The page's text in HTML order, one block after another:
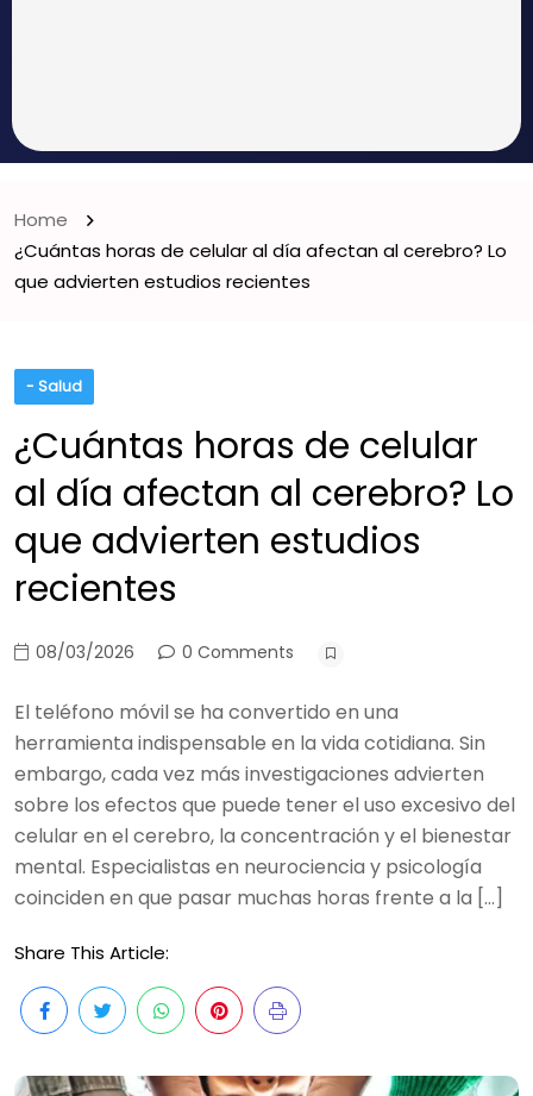
Home
¿Cuántas horas de celular al día afectan al cerebro? Lo
que advierten estudios recientes
- Salud
¿Cuántas horas de celular
al día afectan al cerebro? Lo
que advierten estudios
recientes
08/03/2026 0 Comments
El teléfono móvil se ha convertido en una
herramienta indispensable en la vida cotidiana. Sin
embargo, cada vez más investigaciones advierten
sobre los efectos que puede tener el uso excesivo del
celular en el cerebro, la concentración y el bienestar
mental. Especialistas en neurociencia y psicología
coinciden en que pasar muchas horas frente a la […]
Share This Article: